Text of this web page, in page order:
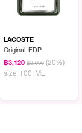
LACOSTE Original
กลิ่นเบสโน้ตไม้จันทน์เเ
งาม โดยมี Pierre
กลิ่น: เฟิร์น ไม้แอมเบอร์
ท้อปโน้ต: พิงค์เปปเปอ
LACOSTE
Original EDP
฿3,120 ฿3,900 (20%)
size 100 ML